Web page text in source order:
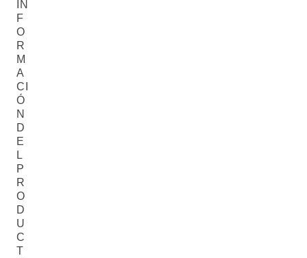
IN
F
O
R
M
A
CI
Ó
N
D
E
L
P
R
O
D
U
C
T